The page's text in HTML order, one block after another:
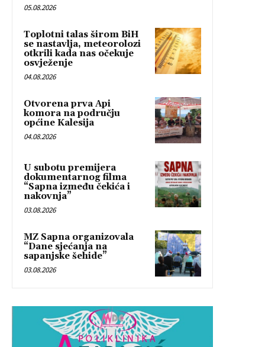
05.08.2026
Toplotni talas širom BiH
se nastavlja, meteorolozi
otkrili kada nas očekuje
osvježenje
04.08.2026
Otvorena prva Api
komora na području
općine Kalesija
04.08.2026
U subotu premijera
dokumentarnog filma
“Sapna između čekića i
nakovnja”
03.08.2026
MZ Sapna organizovala
“Dane sjećanja na
sapanjske šehide”
03.08.2026